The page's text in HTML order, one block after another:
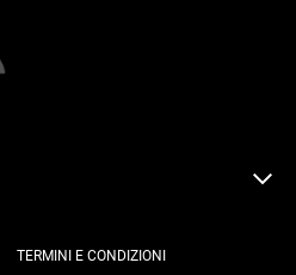
TERMINI E CONDIZIONI